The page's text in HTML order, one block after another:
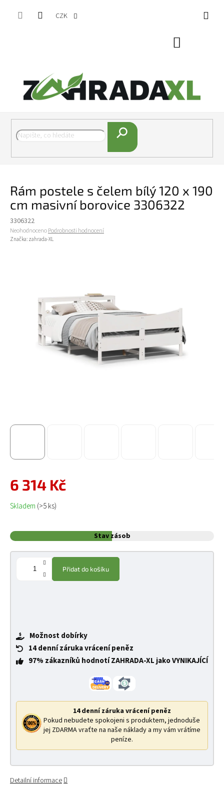
CZK
Hledat
Rám postele s čelem bílý 120 x 190
cm masivní borovice 3306322
3306322
Průměrné hodnocení produktu je 0,0 z 5 hvězdiček.
NeohodnocenoPodrobnosti hodnocení
Značka: zahrada-XL
6 314 Kč
Měrná cena:
Skladem (>5 ks)
Stav zásob
Přidat do košíku
Možnost dobírky
14 denní záruka vrácení peněz
97% zákazníků hodnotí ZAHRADA-XL jako VYNIKAJÍCÍ
14 denní záruka vrácení peněz
Pokud nebudete spokojeni s produktem, jednoduše
jej ZDARMA vraťte na naše náklady a my vám vrátíme
peníze.
Detailní informace